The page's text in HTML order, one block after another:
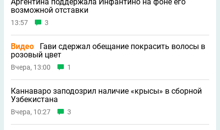
возможной отставки
13:57 3
Видео
Гави сдержал обещание покрасить волосы в
розовый цвет
Вчера, 13:00 1
Каннаваро заподозрил наличие «крысы» в сборной
Узбекистана
Вчера, 10:27 3